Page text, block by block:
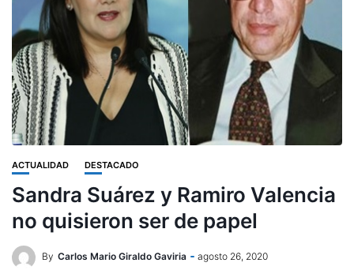
ACTUALIDAD DESTACADO
Sandra Suárez y Ramiro Valencia
no quisieron ser de papel
By Carlos Mario Giraldo Gaviria agosto 26, 2020